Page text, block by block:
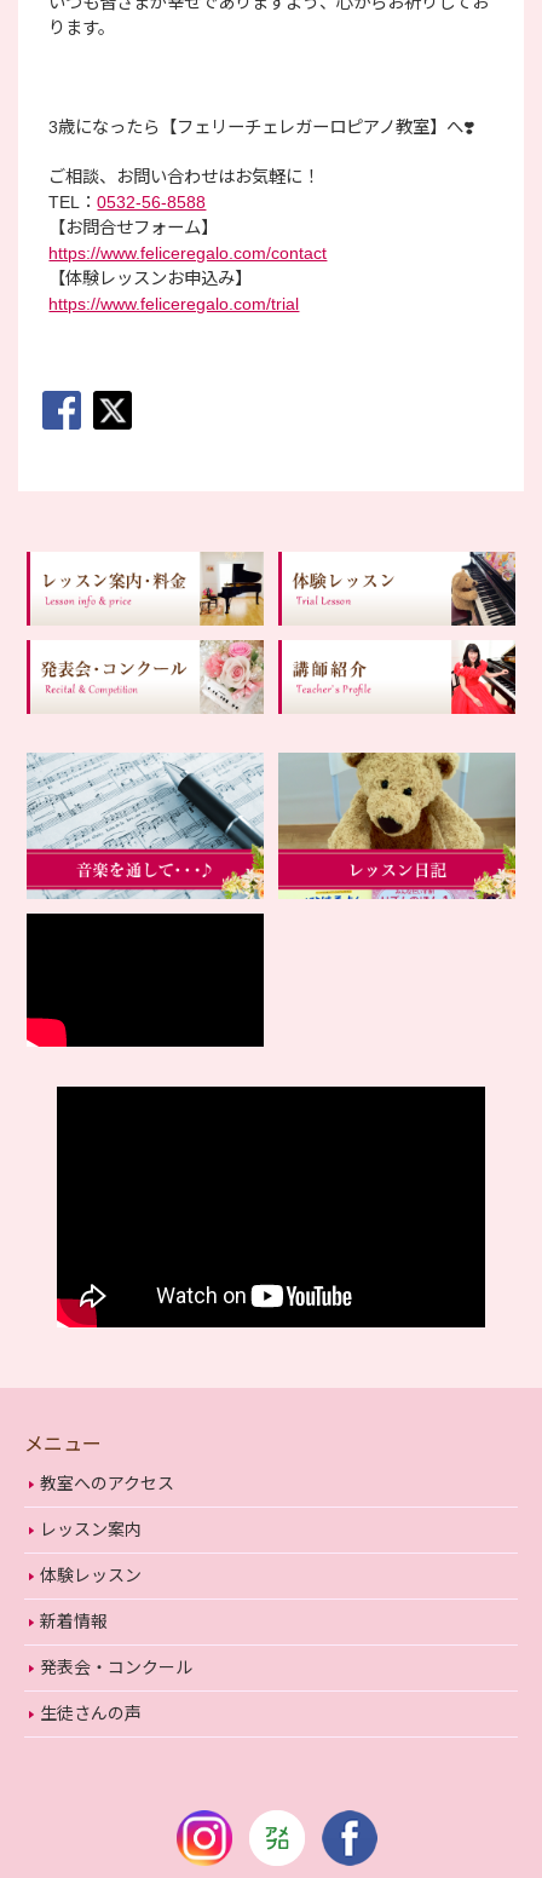
ります。
3歳になったら【フェリーチェレガーロピアノ教室】へ❣️
ご相談、お問い合わせはお気軽に！
TEL：0532-56-8588
【お問合せフォーム】
https://www.feliceregalo.com/contact
【体験レッスンお申込み】
https://www.feliceregalo.com/trial
メニュー
教室へのアクセス
レッスン案内
体験レッスン
新着情報
発表会・コンクール
生徒さんの声